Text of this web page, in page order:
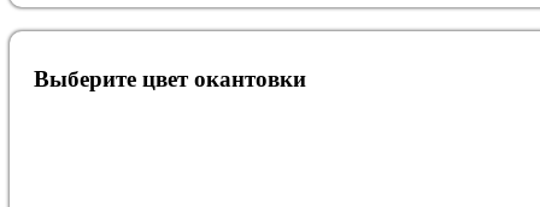
Выберите цвет окантовки